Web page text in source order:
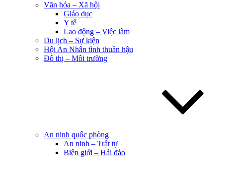
Văn hóa – Xã hội
Giáo dục
Y tế
Lao động – Việc làm
Du lịch – Sự kiện
Hội An Nhân tình thuần hậu
Đô thị – Môi trường
An ninh quốc phòng
An ninh – Trật tự
Biên giới – Hải đảo